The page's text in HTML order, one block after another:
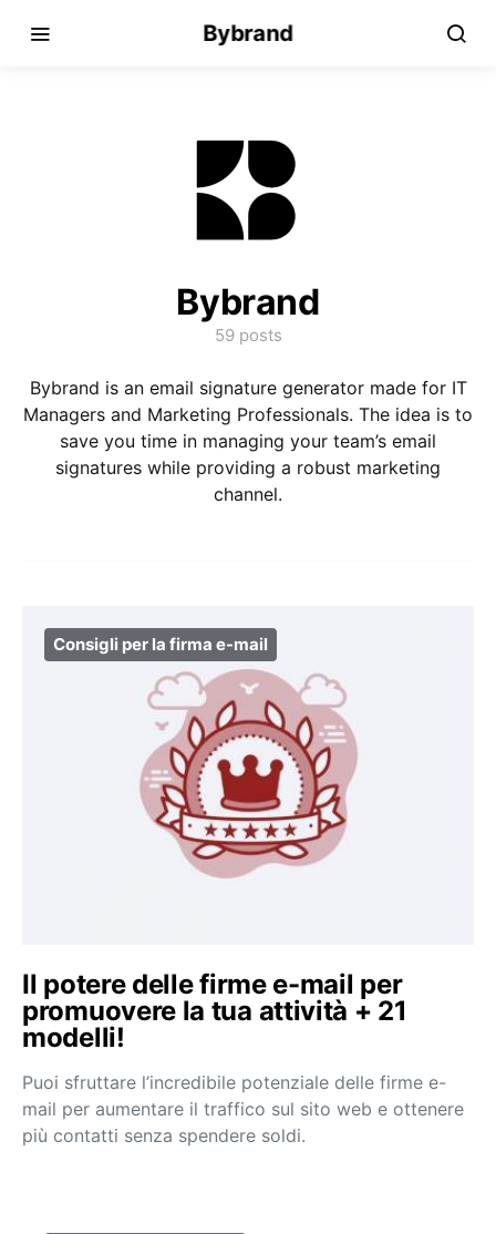
Bybrand
Bybrand
59 posts
Bybrand is an email signature generator made for IT
Managers and Marketing Professionals. The idea is to
save you time in managing your team’s email
signatures while providing a robust marketing
channel.
Consigli per la firma e-mail
Il potere delle firme e-mail per
promuovere la tua attività + 21
modelli!
Puoi sfruttare l’incredibile potenziale delle firme e-
mail per aumentare il traffico sul sito web e ottenere
più contatti senza spendere soldi.